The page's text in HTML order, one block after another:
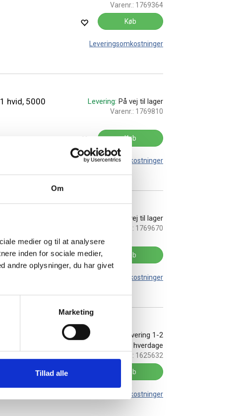
Om
medier og til at analysere
inden for sociale medier,
andre oplysninger, du har givet
Marketing
Tillad alle
Varenr.: 1769364
Køb
Leveringsomkostninger
hvid, 5000
Levering: På vej til lager
Varenr.: 1769810
Køb
Leveringsomkostninger
6000
På vej til lager
Varenr.: 1769670
Køb
Leveringsomkostninger
ruller På lager:
Levering 1-2
hverdage
Varenr.: 1625632
Køb
Leveringsomkostninger